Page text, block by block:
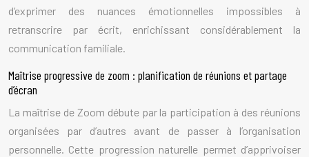
d’exprimer des nuances émotionnelles impossibles à
retranscrire par écrit, enrichissant considérablement la
communication familiale.
Maîtrise progressive de zoom : planification de réunions et partage
d’écran
La maîtrise de Zoom débute par la participation à des réunions
organisées par d’autres avant de passer à l’organisation
personnelle. Cette progression naturelle permet d’apprivoiser